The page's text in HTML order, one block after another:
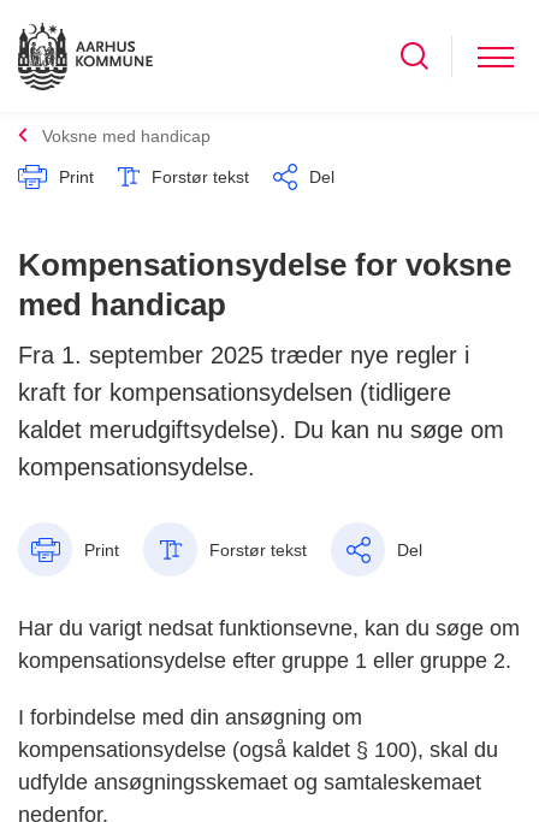
Voksne med handicap
Print Forstør tekst Del
Kompensationsydelse for voksne
med handicap
Fra 1. september 2025 træder nye regler i
kraft for kompensationsydelsen (tidligere
kaldet merudgiftsydelse). Du kan nu søge om
kompensationsydelse.
Print Forstør tekst Del
Har du varigt nedsat funktionsevne, kan du søge om
kompensationsydelse efter gruppe 1 eller gruppe 2.
I forbindelse med din ansøgning om
kompensationsydelse (også kaldet § 100), skal du
udfylde ansøgningsskemaet og samtaleskemaet
nedenfor.